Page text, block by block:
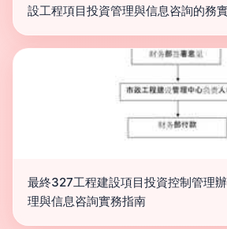
設工程項目投資管理與信息咨詢的務
最終327工程建設項目投資控制管理
理與信息咨詢實務指南